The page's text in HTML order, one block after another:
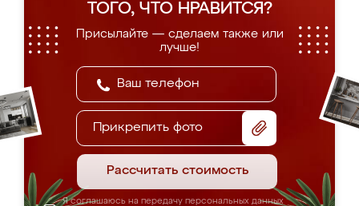
ТОГО, ЧТО НРАВИТСЯ?
Присылайте — сделаем также или
лучше!
Прикрепить фото
Рассчитать стоимость
Я соглашаюсь на передачу персональных данных